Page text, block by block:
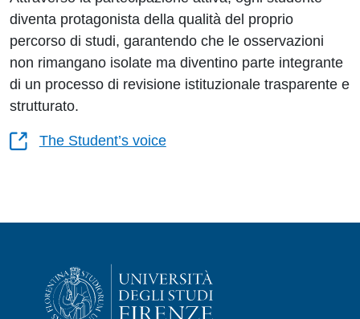
diventa protagonista della qualità del proprio
percorso di studi, garantendo che le osservazioni
non rimangano isolate ma diventino parte integrante
di un processo di revisione istituzionale trasparente e
strutturato.
The Student’s voice